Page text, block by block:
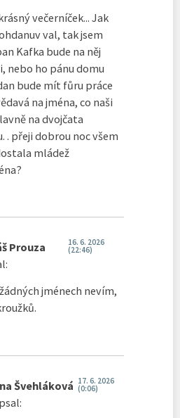
večerníček... Jak
val, tak jsem
Kafka bude na něj
nebo ho pánu domu
bude mít fůru práce
na jména, co naši
na dvojčata
. přeji dobrou noc všem
mládež
Prouza
16. 6. 2026
(22:46)
jménech nevím,
Švehláková 17. 6. 2026
(0:06)